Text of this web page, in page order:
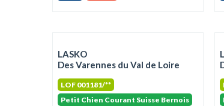
LASKO
Des Varennes du Val de Loire
LOF 001181/**
Petit Chien Courant Suisse Bernois